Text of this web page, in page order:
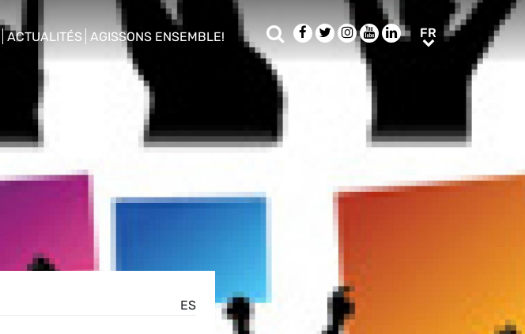
ACTUALITÉS
show/hide sub menu
AGISSONS ENSEMBLE!
show/hide sub menu
Rechercher
Facebook
TwitterInstagram
Youtube
LinkedIn
FR FR
ES